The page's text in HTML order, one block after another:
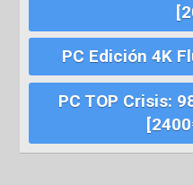
PC Edición 4K
PC TOP Crisis: